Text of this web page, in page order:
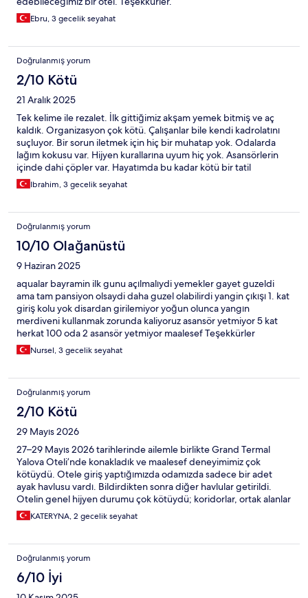
Ebru, 3 gecelik seyahat
Doğrulanmış yorum
2/10 Kötü
21 Aralık 2025
Tek kelime ile rezalet. İlk gittiğimiz akşam yemek bitmiş ve aç
kaldık. Organizasyon çok kötü. Çalışanlar bile kendi kadrolatını
suçluyor. Bir sorun iletmek için hiç bir muhatap yok. Odalarda
lağım kokusu var. Hijyen kurallarına uyum hiç yok. Asansörlerin
içinde dahi çöpler var. Hayatımda bu kadar kötü bir tatil
mekanına rastlamadım. Hiç kimseye tavsiye etmiyorum. Üç
günlük için gelmiştik. Dayanamadık ikinci gün evimize döndük.
Ibrahim, 3 gecelik seyahat
Doğrulanmış yorum
10/10 Olağanüstü
9 Haziran 2025
aqualar bayramin ilk gunu açılmalıydi yemekler gayet guzeldi
ama tam pansiyon olsaydi daha guzel olabilirdi yangin çıkışı 1. kat
giriş kolu yok disardan girilemiyor yoğun olunca yangın
merdiveni kullanmak zorunda kaliyoruz asansör yetmiyor 5 kat
herkat 100 oda 2 asansör yetmiyor maalesef Teşekkürler
Nursel, 3 gecelik seyahat
Doğrulanmış yorum
2/10 Kötü
29 Mayıs 2026
27–29 Mayıs 2026 tarihlerinde ailemle birlikte Grand Termal
Yalova Oteli’nde konakladık ve maalesef deneyimimiz çok
kötüydü. Otele giriş yaptığımızda odamızda sadece bir adet
ayak havlusu vardı. Bildirdikten sonra diğer havlular getirildi.
Otelin genel hijyen durumu çok kötüydü; koridorlar, ortak alanlar
ve çevre kirliydi. Odamızda banyoda küf vardı, balkon temiz
değildi ve yataklar ile yastıklar çok eski ve rahatsızdı. Açık
Sağlık Bakanlığı onayı bulunmuyor. Bu nedenle insanların havuzu
kendi sorumluluğunda kullandığı izlenimi oluşuyor. Otel internet
sitelerinde kendisini beş yıldızlı olarak tanıtıyor ancak hizmet
kalitesi bunun çok altında. Örneğin ütü hizmeti bile yoktu. Ayrıca
KATERYNA, 2 gecelik seyahat
Doğrulanmış yorum
6/10 İyi